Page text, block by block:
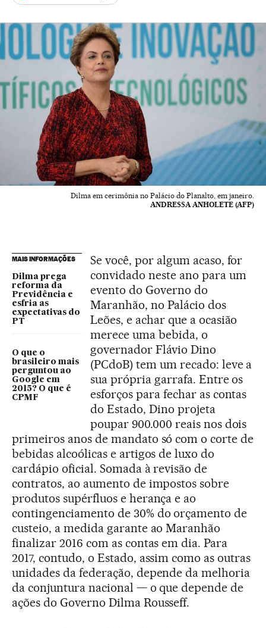
Dilma em cerimônia no Palácio do Planalto, em janeiro.
ANDRESSA ANHOLETE (AFP)
MAIS INFORMAÇÕES
Dilma prega
reforma da
Previdência e
esfria as
expectativas do
PT
O que o
brasileiro mais
perguntou ao
Google em
2015? O que é
CPMF
Se você, por algum acaso, for
convidado neste ano para um
evento do Governo do
Maranhão, no Palácio dos
Leões, e achar que a ocasião
merece uma bebida, o
governador Flávio Dino
(PCdoB) tem um recado: leve a
sua própria garrafa. Entre os
esforços para fechar as contas
do Estado, Dino projeta
poupar 900.000 reais nos dois
primeiros anos de mandato só com o corte de
bebidas alcoólicas e artigos de luxo do
cardápio oficial. Somada à revisão de
contratos, ao aumento de impostos sobre
produtos supérfluos e herança e ao
contingenciamento de 30% do orçamento de
custeio, a medida garante ao Maranhão
finalizar 2016 com as contas em dia. Para
2017, contudo, o Estado, assim como as outras
unidades da federação, depende da melhoria
da conjuntura nacional — o que depende de
ações do Governo Dilma Rousseff.